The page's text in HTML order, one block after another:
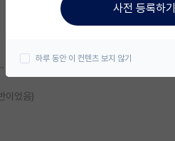
이었음)
사전 등록하기
하루 동안 이 컨텐츠 보지 않기